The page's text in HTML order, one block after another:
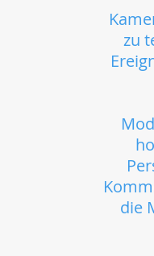
zu
die